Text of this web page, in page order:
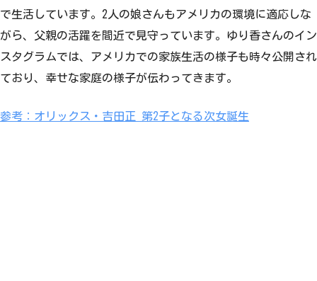
で生活しています。2人の娘さんもアメリカの環境に適応しな
がら、父親の活躍を間近で見守っています。ゆり香さんのイン
スタグラムでは、アメリカでの家族生活の様子も時々公開され
ており、幸せな家庭の様子が伝わってきます。
参考：オリックス・吉田正 第2子となる次女誕生